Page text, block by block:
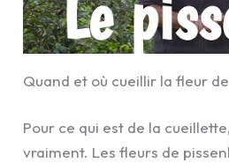
Quand et où cueillir la fleur
Pour ce qui est de la
vraiment. Les fleurs de